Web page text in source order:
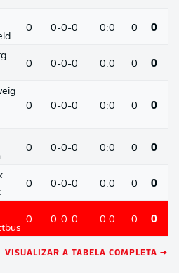
0 0-0-0 0:0 0 0
0 0-0-0 0:0 0 0
0 0-0-0 0:0 0 0
0 0-0-0 0:0 0 0
0 0-0-0 0:0 0 0
0 0-0-0 0:0 0 0
VISUALIZAR A TABELA COMPLETA →